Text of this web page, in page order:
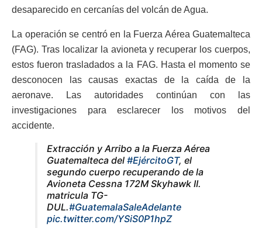
desaparecido en cercanías del volcán de Agua.
La operación se centró en la Fuerza Aérea Guatemalteca
(FAG). Tras localizar la avioneta y recuperar los cuerpos,
estos fueron trasladados a la FAG. Hasta el momento se
desconocen las causas exactas de la caída de la
aeronave. Las autoridades continúan con las
investigaciones para esclarecer los motivos del
accidente.
Extracción y Arribo a la Fuerza Aérea
Guatemalteca del #EjércitoGT, el
segundo cuerpo recuperando de la
Avioneta Cessna 172M Skyhawk II.
matricula TG-
DUL.#GuatemalaSaleAdelante
pic.twitter.com/YSiS0P1hpZ